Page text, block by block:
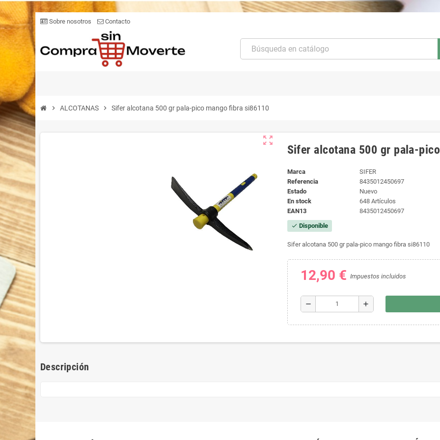
Sobre nosotros Contacto
chevron_right ALCOTANAS chevron_right Sifer alcotana 500 gr pala-pico mango fibra si86110
zoom_out_map
Sifer alcotana 500 gr pala-
Marca
SIFER
Referencia
8435012450697
Estado
Nuevo
En stock
648 Artículos
EAN13
8435012450697
check Disponible
Sifer alcotana 500 gr pala-pico mango fibra si86110
12,90 € Impuestos incluidos
remove add
Descripción